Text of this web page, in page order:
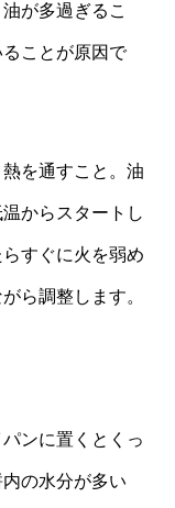
が多過ぎるこ
ことが原因で
を通すこと。油
からスタートし
すぐに火を弱め
ら調整します。
ンに置くとくっ
の水分が多い